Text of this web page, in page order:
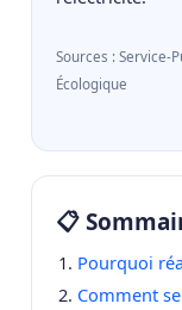
Sources : Service-
Écologique
📋
Pourquoi
Comment